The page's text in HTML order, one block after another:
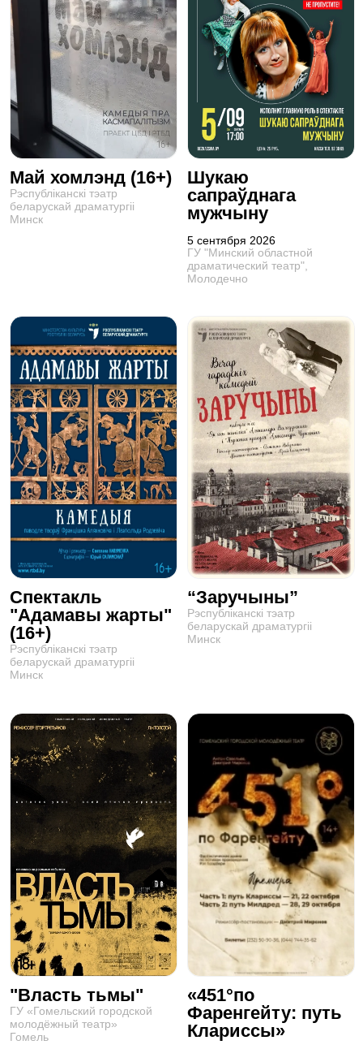
Май хомлэнд (16+)
Рэспублiканскi тэатр
беларускай драматургii
Минск
Шукаю
сапраўднага
мужчыну
5 сентября 2026
ГУ "Минский областной
драматический театр",
Молодечно
Спектакль
"Адамавы жарты"
(16+)
Рэспублiканскi тэатр
беларускай драматургii
Минск
“Заручыны”
Рэспублiканскi тэатр
беларускай драматургii
Минск
"Власть тьмы"
ГУ «Гомельский городской
молодёжный театр»
Гомель
«451°по
Фаренгейту: путь
Клариссы»